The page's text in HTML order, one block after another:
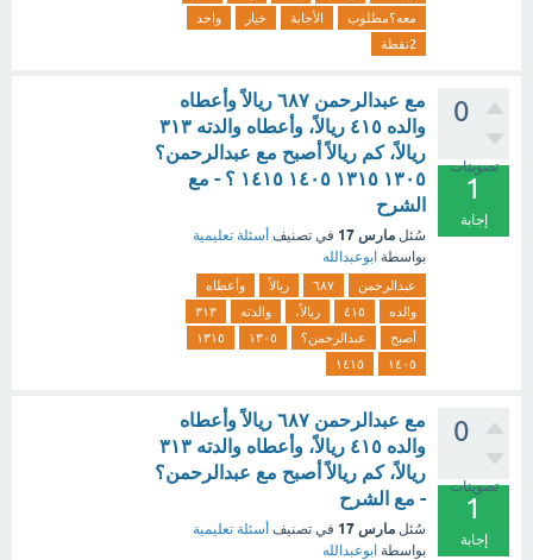
معه؟مطلوب
الأجابة خيار
واحد
2نقطة
0
تصويتات
1
إجابة
مع عبدالرحمن ٦٨٧ ريالاً وأعطاه
والده ٤١٥ ريالاً، وأعطاه والدته ٣١٣
ريالاً، كم ريالاً أصبح مع عبدالرحمن؟
١٣٠٥ ١٣١٥ ١٤٠٥ ١٤١٥ ؟ - مع
الشرح
سُئل مارس 17 في تصنيف أسئلة تعليمية
بواسطة ابوعبدالله
عبدالرحمن ٦٨٧ ريالاً
وأعطاه
والده
٤١٥ ريالاً، والدته
٣١٣
أصبح
عبدالرحمن؟ ١٣٠٥
١٣١٥
١٤٠٥
١٤١٥
0
تصويتات
1
إجابة
مع عبدالرحمن ٦٨٧ ريالاً وأعطاه
والده ٤١٥ ريالاً، وأعطاه والدته ٣١٣
ريالاً، كم ريالاً أصبح مع عبدالرحمن؟
- مع الشرح
سُئل مارس 17 في تصنيف أسئلة تعليمية
بواسطة ابوعبدالله